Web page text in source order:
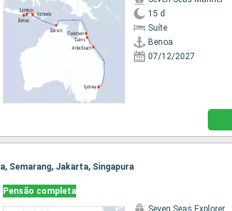
15 d
Suíte
Benoa
07/12/2027
Semarang, Jakarta, Singapura
Pensão completa
Seven Seas Explorer